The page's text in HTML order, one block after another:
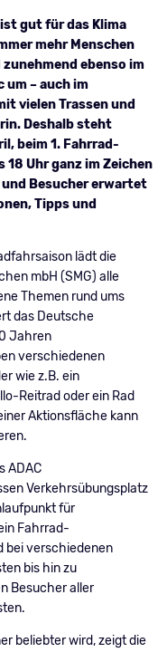
gut für das Klima
mehr Menschen
ebenso im
um – auch im
vielen Trassen und
Deshalb steht
beim 1. Fahrrad-
18 Uhr ganz im Zeichen
und Besucher erwartet
Tipps und
lädt die
mbH (SMG) alle
Themen rund ums
das Deutsche
Jahren
verschiedenen
wie z.B. ein
Reitrad oder ein Rad
Aktionsfläche kann
ADAC
Verkehrsübungsplatz
für
Fahrrad-
bei verschiedenen
bis hin zu
Besucher aller
beliebter wird, zeigt die